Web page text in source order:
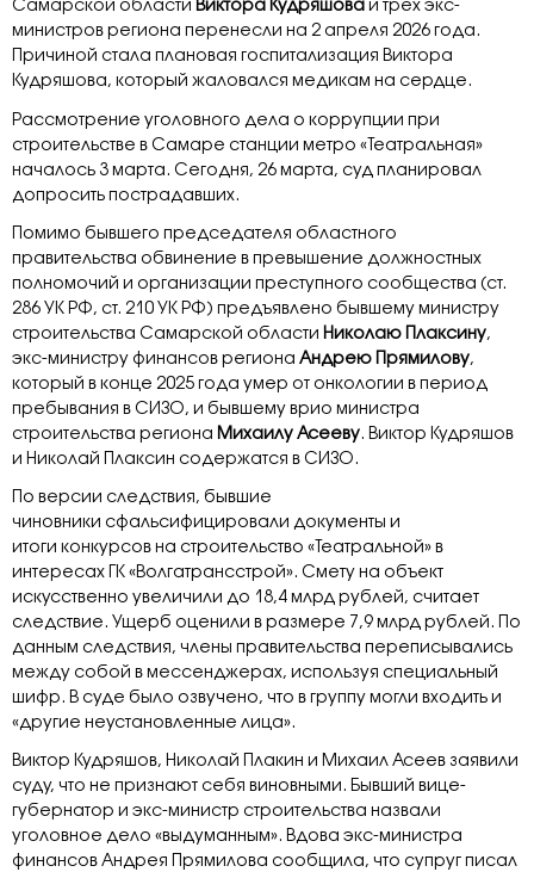
Самарской области Виктора Кудряшова и трех экс-
министров региона перенесли на 2 апреля 2026 года.
Причиной стала плановая госпитализация Виктора
Кудряшова, который жаловался медикам на сердце.
Рассмотрение уголовного дела о коррупции при
строительстве в Самаре станции метро «Театральная»
началось 3 марта. Сегодня, 26 марта, суд планировал
допросить пострадавших.
Помимо бывшего председателя областного
правительства обвинение в превышение должностных
полномочий и организации преступного сообщества (ст.
286 УК РФ, ст. 210 УК РФ) предъявлено бывшему министру
строительства Самарской области Николаю Плаксину,
экс-министру финансов региона Андрею Прямилову,
который в конце 2025 года умер от онкологии в период
пребывания в СИЗО, и бывшему врио министра
строительства региона Михаилу Асееву. Виктор Кудряшов
и Николай Плаксин содержатся в СИЗО.
По версии следствия, бывшие
чиновники сфальсифицировали документы и
итоги конкурсов на строительство «Театральной» в
интересах ГК «Волгатрансстрой». Смету на объект
искусственно увеличили до 18,4 млрд рублей, считает
следствие. Ущерб оценили в размере 7,9 млрд рублей. По
данным следствия, члены правительства переписывались
между собой в мессенджерах, используя специальный
шифр. В суде было озвучено, что в группу могли входить и
«другие неустановленные лица».
Виктор Кудряшов, Николай Плакин и Михаил Асеев заявили
суду, что не признают себя виновными. Бывший вице-
губернатор и экс-министр строительства назвали
уголовное дело «выдуманным». Вдова экс-министра
финансов Андрея Прямилова сообщила, что супруг писал